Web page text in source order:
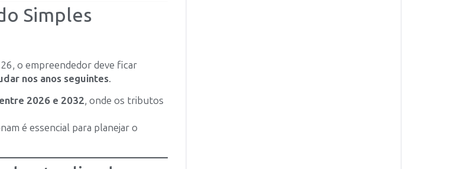
Simples
o empreendedor deve ficar
nos anos seguintes.
2026 e 2032, onde os tributos
é essencial para planejar o